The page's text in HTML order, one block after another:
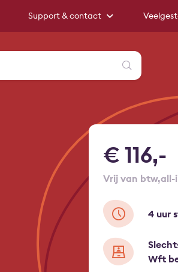
Support & contact
Zoeken
€ 116,-
vrij van btw all-
4 uur
Wft